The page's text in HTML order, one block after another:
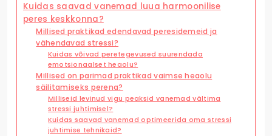
Kuidas saavad vanemad luua harmoonilise
peres keskkonna?
Millised praktikad edendavad peresidemeid ja
vähendavad stressi?
Kuidas võivad peretegevused suurendada
emotsionaalset heaolu?
Millised on parimad praktikad vaimse heaolu
säilitamiseks perena?
Milliseid levinud vigu peaksid vanemad vältima
stressi juhtimisel?
Kuidas saavad vanemad optimeerida oma stressi
juhtimise tehnikaid?